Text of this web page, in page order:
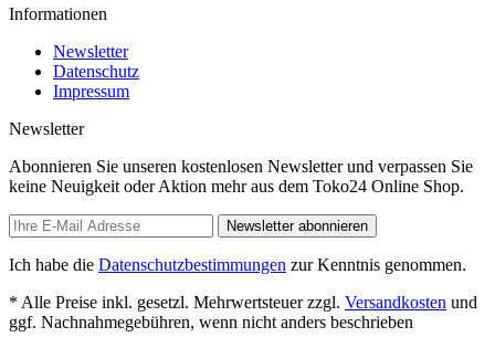
Informationen
Newsletter
Datenschutz
Impressum
Newsletter
Abonnieren Sie unseren kostenlosen Newsletter und verpassen Sie
keine Neuigkeit oder Aktion mehr aus dem Toko24 Online Shop.
Newsletter abonnieren
Ich habe die Datenschutzbestimmungen zur Kenntnis genommen.
* Alle Preise inkl. gesetzl. Mehrwertsteuer zzgl. Versandkosten und
ggf. Nachnahmegebühren, wenn nicht anders beschrieben